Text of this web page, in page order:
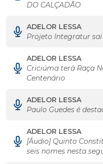
DO CALÇADÃO
ADELOR LESSA
Projeto Integratur
ADELOR LESSA
Criciúma terá Raça
Centenário
ADELOR LESSA
Paulo Guedes é
ADELOR LESSA
[Áudio] Quinto
seis nomes nesta